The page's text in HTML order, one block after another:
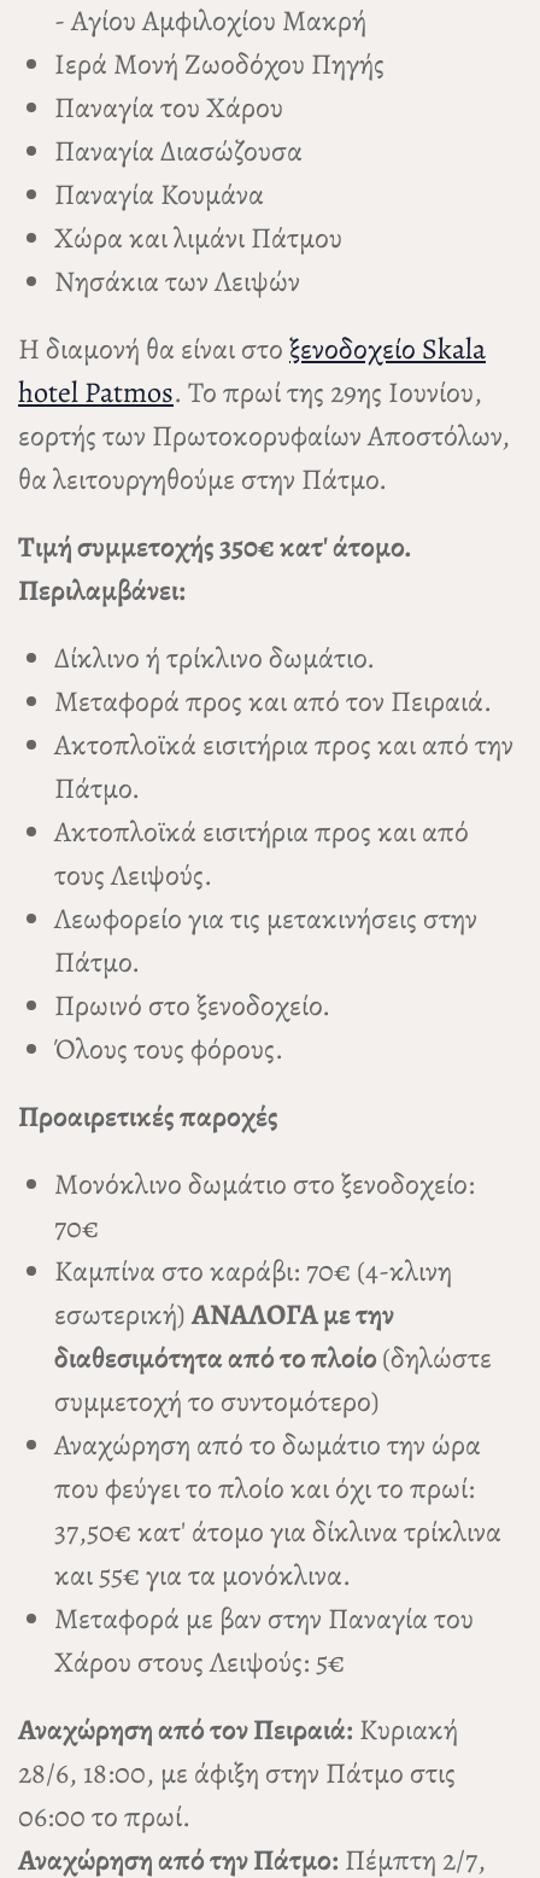
- Αγίου Αμφιλοχίου Μακρή
Ιερά Μονή Ζωοδόχου Πηγής
Παναγία του Χάρου
Παναγία Διασώζουσα
Παναγία Κουμάνα
Χώρα και λιμάνι Πάτμου
Νησάκια των Λειψών
Η διαμονή θα είναι στοξενοδοχείο Skala
hotel Patmos. Το πρωί της 29ης Ιουνίου,
εορτής των Πρωτοκορυφαίων Αποστόλων,
θα λειτουργηθούμε στην Πάτμο.
Τιμή συμμετοχής 350€ κατ' άτομο.
Περιλαμβάνει:
Δίκλινο ή τρίκλινο δωμάτιο.
Μεταφορά προς και από τον Πειραιά.
Ακτοπλοϊκά εισιτήρια προς και από την
Πάτμο.
Ακτοπλοϊκά εισιτήρια προς και από
τους Λειψούς.
Λεωφορείο για τις μετακινήσεις στην
Πάτμο.
Πρωινό στο ξενοδοχείο.
Όλους τους φόρους.
Προαιρετικές παροχές
Μονόκλινο δωμάτιο στο ξενοδοχείο:
70€
Καμπίνα στο καράβι: 70€ (4-κλινη
εσωτερική)ΑΝΑΛΟΓΑ με την
διαθεσιμότητα από το πλοίο(δηλώστε
συμμετοχή το συντομότερο)
Αναχώρηση από το δωμάτιο την ώρα
που φεύγει το πλοίο και όχι το πρωί:
37,50€ κατ' άτομο για δίκλινα τρίκλινα
και 55€ για τα μονόκλινα.
Μεταφορά με βαν στην Παναγία του
Χάρου στους Λειψούς: 5€
Αναχώρηση από τον Πειραιά: Κυριακή
28/6, 18:00, με άφιξη στην Πάτμο στις
06:00 το πρωί.
Αναχώρηση από την Πάτμο: Πέμπτη 2/7,